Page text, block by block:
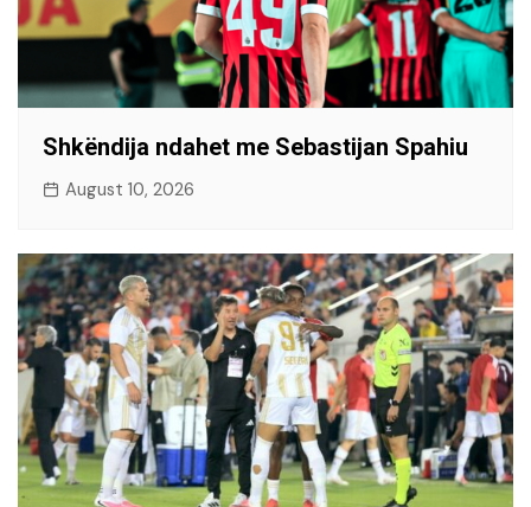
Shkëndija ndahet me Sebastijan Spahiu
August 10, 2026